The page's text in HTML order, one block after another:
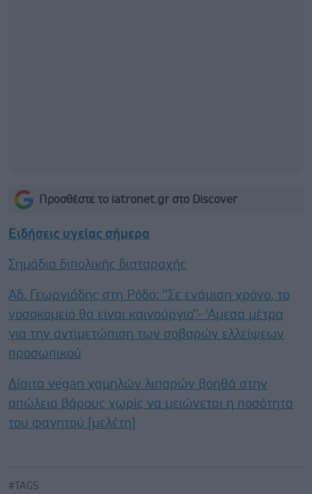
Προσθέστε το iatronet.gr στο Discover
Ειδήσεις υγείας σήμερα
Σημάδια διπολικής διαταραχής
Αδ. Γεωργιάδης στη Ρόδο: ''Σε ενάμιση χρόνο, το
νοσοκομείο θα είναι καινούργιο''- 'Αμεσα μέτρα
για την αντιμετώπιση των σοβαρών ελλείψεων
προσωπικού
Δίαιτα vegan χαμηλών λιπαρών βοηθά στην
απώλεια βάρους χωρίς να μειώνεται η ποσότητα
του φαγητού [μελέτη]
#TAGS